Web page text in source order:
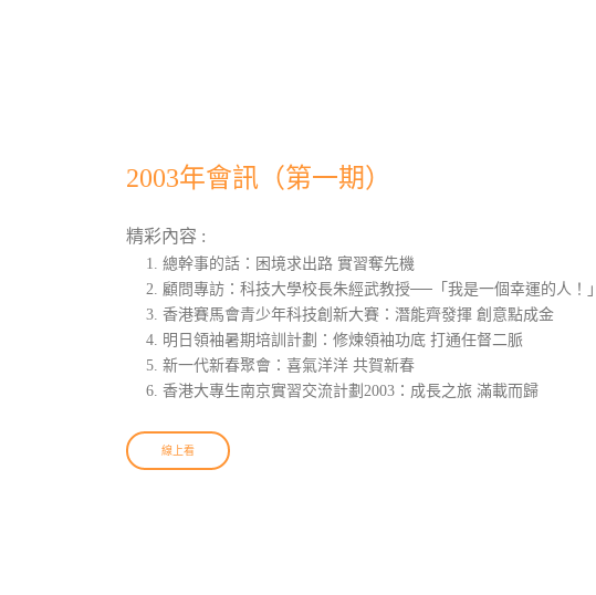
2003年會訊（第一期）
精彩內容 :
總幹事的話：困境求出路 實習奪先機
顧問專訪：科技大學校長朱經武教授──「我是一個幸運的人！」
香港賽馬會青少年科技創新大賽：潛能齊發揮 創意點成金
明日領袖暑期培訓計劃：修煉領袖功底 打通任督二脈
新一代新春聚會：喜氣洋洋 共賀新春
香港大專生南京實習交流計劃2003：成長之旅 滿載而歸
線上看